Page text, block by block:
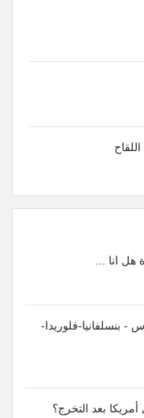
هل انا ...
- بنسلفانيا-فلوريدا-
بعد التخرج؟